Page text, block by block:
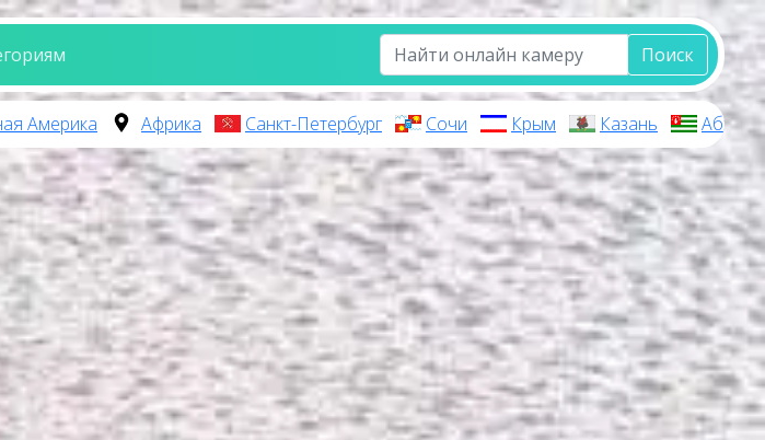
Поиск
Америка Африка Санкт-Петербург Сочи Крым Казань